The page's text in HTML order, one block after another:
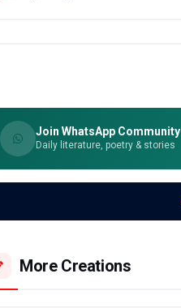
Join WhatsApp Community
Daily literature, poetry & stories
More Creations